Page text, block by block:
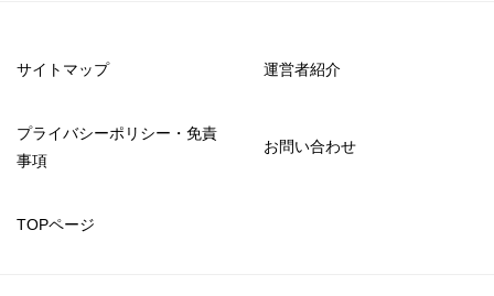
サイトマップ 運営者紹介
プライバシーポリシー・免責
事項
お問い合わせ
TOPページ